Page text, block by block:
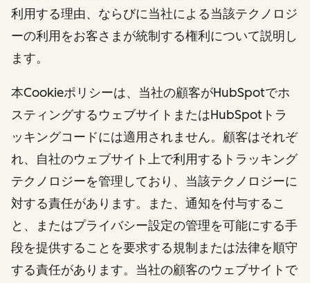
利用する理由、ならびに当社による当該テクノロジ
ーの利用をお客さまが統制する権利について説明し
ます。
本Cookieポリシーは、当社の顧客がHubSpotでホ
スティングするウェブサイトまたはHubSpotトラ
ッキングコードには適用されません。顧客はそれぞ
れ、自社のウェブサイト上で利用するトラッキング
テクノロジーを管理しており、当該テクノロジーに
対する責任があります。また、通知を付与するこ
と、またはプライバシー設定の管理を可能にする手
段を提供することを要求する規制または法律を順守
する責任があります。当社の顧客のウェブサイトで